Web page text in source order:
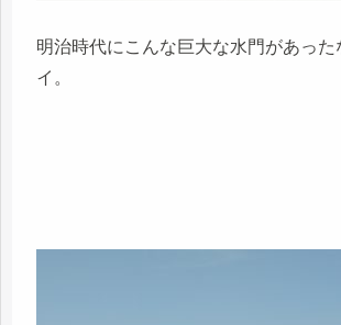
明治時代にこんな巨大な水門があっ
イ。